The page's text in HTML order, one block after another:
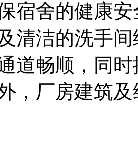
宿舍的健康
清洁的洗手
道畅顺，同
，厂房建筑